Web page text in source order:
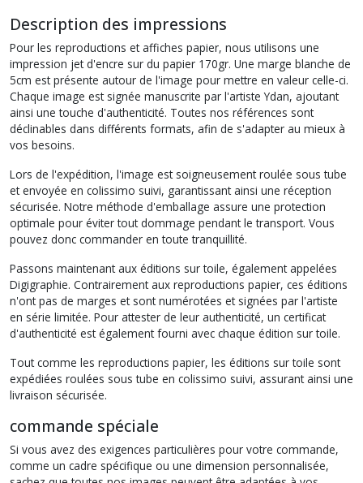
Description des impressions
Pour les reproductions et affiches papier, nous utilisons une
impression jet d'encre sur du papier 170gr. Une marge blanche de
5cm est présente autour de l'image pour mettre en valeur celle-ci.
Chaque image est signée manuscrite par l'artiste Ydan, ajoutant
ainsi une touche d'authenticité. Toutes nos références sont
déclinables dans différents formats, afin de s'adapter au mieux à
vos besoins.
Lors de l'expédition, l'image est soigneusement roulée sous tube
et envoyée en colissimo suivi, garantissant ainsi une réception
sécurisée. Notre méthode d'emballage assure une protection
optimale pour éviter tout dommage pendant le transport. Vous
pouvez donc commander en toute tranquillité.
Passons maintenant aux éditions sur toile, également appelées
Digigraphie. Contrairement aux reproductions papier, ces éditions
n'ont pas de marges et sont numérotées et signées par l'artiste
en série limitée. Pour attester de leur authenticité, un certificat
d'authenticité est également fourni avec chaque édition sur toile.
Tout comme les reproductions papier, les éditions sur toile sont
expédiées roulées sous tube en colissimo suivi, assurant ainsi une
livraison sécurisée.
commande spéciale
Si vous avez des exigences particulières pour votre commande,
comme un cadre spécifique ou une dimension personnalisée,